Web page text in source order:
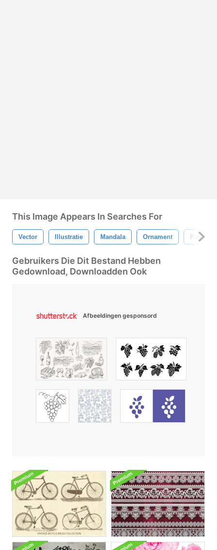
This Image Appears In Searches For
Vector Illustratie Mandala Ornament Patroon
Gebruikers Die Dit Bestand Hebben
Gedownload, Downloadden Ook
Afbeeldingen gesponsord